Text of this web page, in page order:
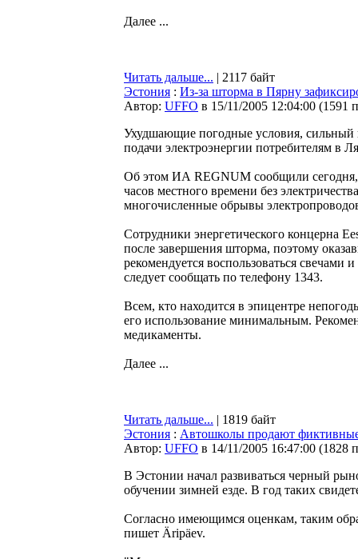
Далее ...
Читать дальше... | 2117 байт
Эстония : Из-за шторма в Пярну
Автор: UFFO в 15/11/2005 12:04:00 (1591
Ухудшающие погодные условия,
подачи электроэнергии потребителям в
Об этом ИА REGNUM сообщили сегодня,
часов местного времени без
многочисленные обрывы
Сотрудники энергетического концерна
после завершения шторма, поэтому
рекомендуется воспользоваться свечами
следует сообщать по телефону 1343.
Всем, кто находится в эпицентре
его использование минимальным.
медикаменты.
Далее ...
Читать дальше... | 1819 байт
Эстония : Автошколы продают фиктивные
Автор: UFFO в 14/11/2005 16:47:00 (1828
В Эстонии начал развиваться черный
обучении зимней езде. В год таких
Согласно имеющимся оценкам, таким
пишет Äripäev.